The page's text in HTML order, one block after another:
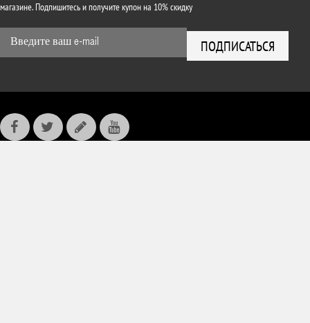
магазине. Подпишитесь и получите купон на 10% скидку
ПОДПИСАТЬСЯ